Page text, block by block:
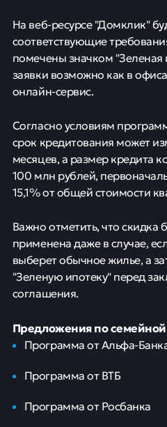
На веб-ресурсе "Домклик"
соответствующие
помечены значком
заявки возможно как в
онлайн-сервис.
Согласно условиям
срок кредитования может
месяцев, а размер кредита
100 млн рублей,
15,1% от общей стоимости
Важно отметить, что скидка
применена даже в случае,
выберет обычное жилье, а
"Зеленую ипотеку" перед
соглашения.
Предложения по
Программа от Альфа-
Программа от ВТБ
Программа от Росбанка